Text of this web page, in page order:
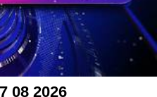
08 2026